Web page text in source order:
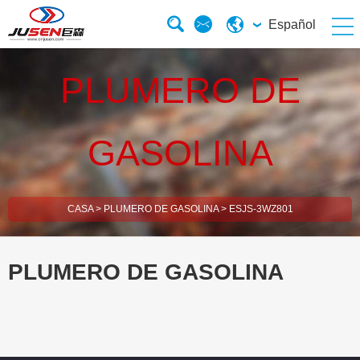
Español
PLUMERO DE
GASOLINA
CASA> PLUMERO DE GASOLINA> ESJS-3WZ801
PLUMERO DE GASOLINA
esHedge Trimmer